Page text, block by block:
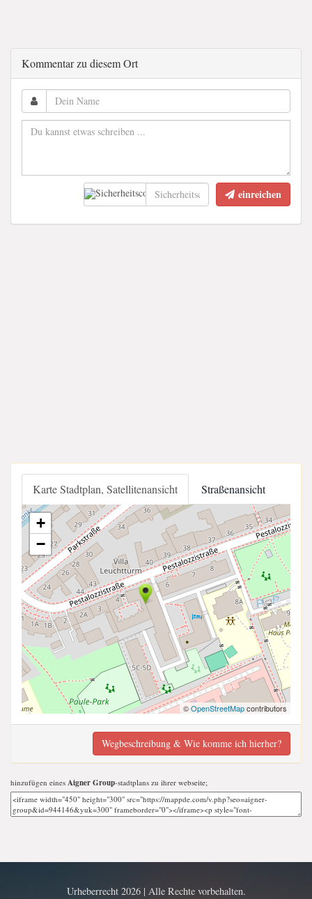
Kommentar zu diesem Ort
einreichen
Karte Stadtplan, Satellitenansicht Straßenansicht
+
−
©OpenStreetMapcontributors
Wegbeschreibung & Wie komme ich hierher?
hinzufügen eines Aigner Group-stadtplans zu ihrer webseite;
Urheberrecht 2026 | Alle Rechte vorbehalten.